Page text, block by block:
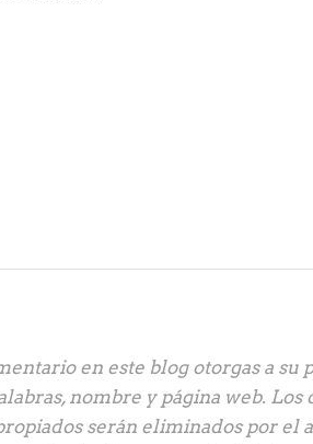
en este blog otorgas a su
nombre y página web. Los
serán eliminados por el